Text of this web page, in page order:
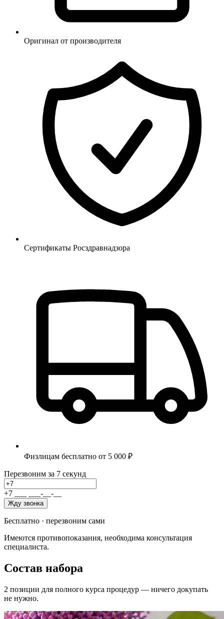
Оригинал от производителя
Сертификаты Росздравнадзора
Физлицам бесплатно от 5 000 ₽
Перезвоним за 7 секунд
+7 - -
Жду звонка
Бесплатно · перезвоним сами
Имеются противопоказания, необходима консультация
специалиста.
Состав набора
2 позиции для полного курса процедур — ничего докупать
не нужно.